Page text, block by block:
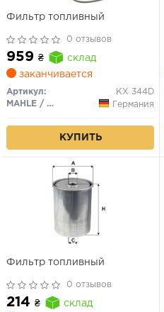
Фильтр топливный
0 отзывов
959 ₴
склад
заканчивается
Артикул:
KX 344D
MAHLE / KNECHT
Германия
КУПИТЬ
Фильтр топливный
0 отзывов
214 ₴
склад